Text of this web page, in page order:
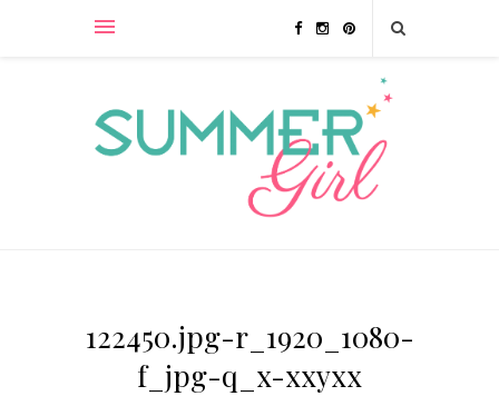
122450.jpg-r_1920_1080-
f_jpg-q_x-xxyxx